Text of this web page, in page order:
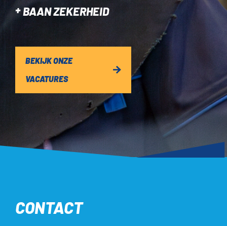
BAAN ZEKERHEID
BEKIJK ONZE
VACATURES
CONTACT